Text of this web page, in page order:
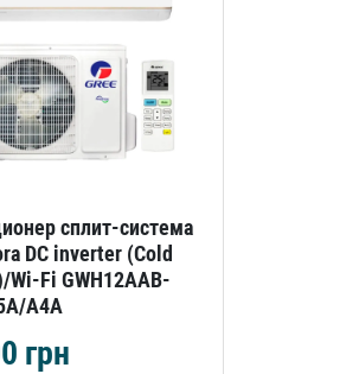
сплит-система
DC inverter (Cold
Wi-Fi GWH12AAB-
A4A
грн